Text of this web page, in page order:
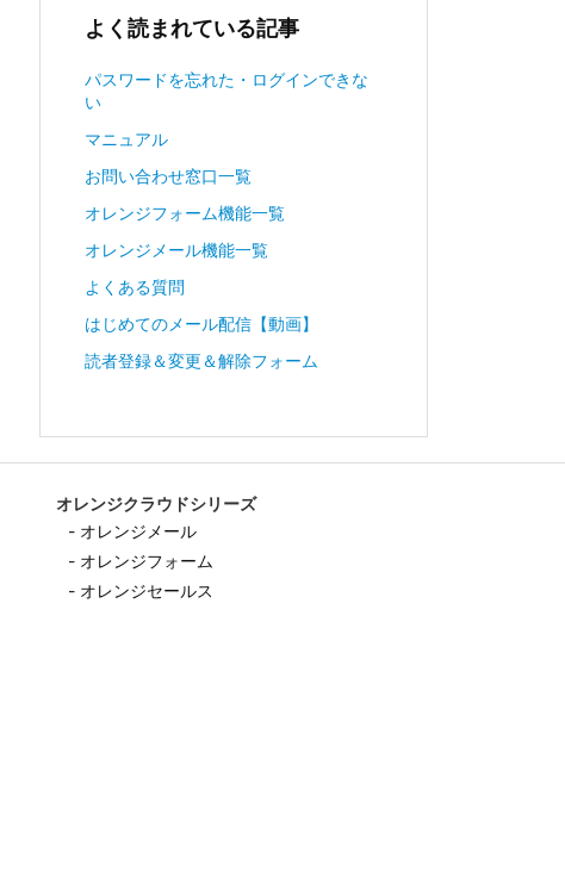
よく読まれている記事
パスワードを忘れた・ログインできな
い
マニュアル
お問い合わせ窓口一覧
オレンジフォーム機能一覧
オレンジメール機能一覧
よくある質問
はじめてのメール配信【動画】
読者登録＆変更＆解除フォーム
オレンジクラウドシリーズ
- オレンジメール
- オレンジフォーム
- オレンジセールス